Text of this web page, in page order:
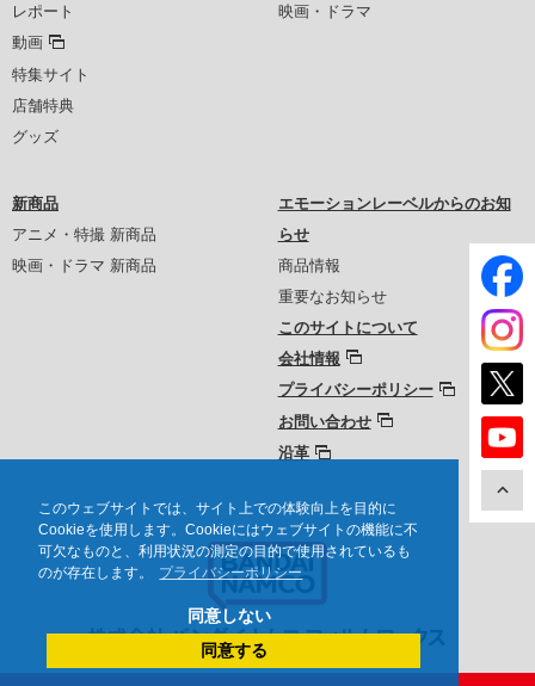
このウェブサイトでは、サイト上での体験向上を目的に
Cookieを使用します。Cookieにはウェブサイトの機能に不
可欠なものと、利用状況の測定の目的で使用されているも
のが存在します。
プライバシーポリシー
同意しない
同意する
レポート
動画
特集サイト
店舗特典
グッズ
映画・ドラマ
新商品
アニメ・特撮 新商品
映画・ドラマ 新商品
エモーションレーベルからのお知
らせ
商品情報
重要なお知らせ
このサイトについて
会社情報
プライバシーポリシー
お問い合わせ
沿革